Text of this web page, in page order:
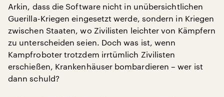
Arkin, dass die Software nicht in unübersichtlichen
Guerilla-Kriegen eingesetzt werde, sondern in Kriegen
zwischen Staaten, wo Zivilisten leichter von Kämpfern
zu unterscheiden seien. Doch was ist, wenn
Kampfroboter trotzdem irrtümlich Zivilisten
erschießen, Krankenhäuser bombardieren – wer ist
dann schuld?